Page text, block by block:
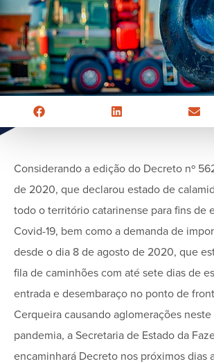
Considerando a edição do Decreto nº
de 2020, que declarou estado de
todo o território catarinense para fins de
Covid-19, bem como a demanda de
desde o dia 8 de agosto de 2020, que
fila de caminhões com até sete dias de
entrada e desembaraço no ponto de
Cerqueira causando aglomerações
pandemia, a Secretaria de Estado da
encaminhará Decreto nos próximos dias